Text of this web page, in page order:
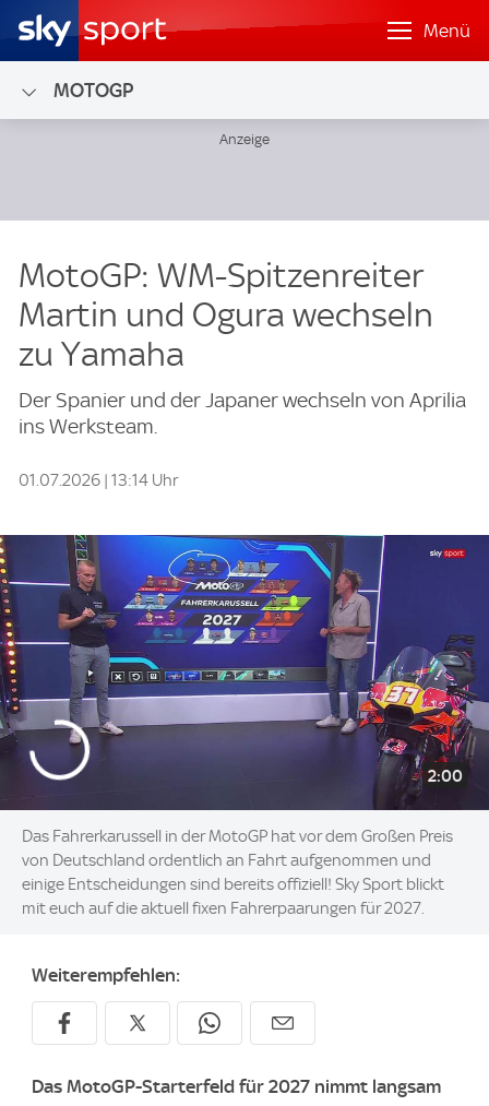
Menü
MOTOGP
MotoGP: WM-Spitzenreiter
Martin und Ogura wechseln
zu Yamaha
Der Spanier und der Japaner wechseln von Aprilia
ins Werksteam.
01.07.2026 | 13:14 Uhr
2:00
Das Fahrerkarussell in der MotoGP hat vor dem Großen Preis
von Deutschland ordentlich an Fahrt aufgenommen und
einige Entscheidungen sind bereits offiziell! Sky Sport blickt
mit euch auf die aktuell fixen Fahrerpaarungen für 2027.
Weiterempfehlen:
Das MotoGP-Starterfeld für 2027 nimmt langsam